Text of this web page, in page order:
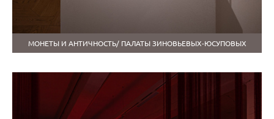
МОНЕТЫ И АНТИЧНОСТЬ/ ПАЛАТЫ ЗИНОВЬЕВЫХ-ЮСУПОВЫХ